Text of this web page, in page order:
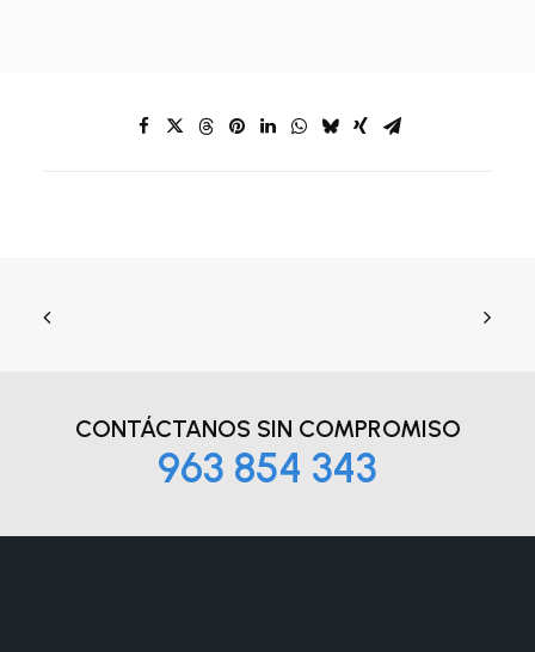
CONTÁCTANOS SIN COMPROMISO
963 854 343